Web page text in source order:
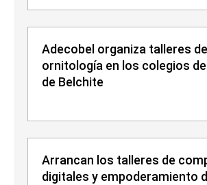
Adecobel organiza talleres de
ornitología en los colegios
de Belchite
Arrancan los talleres de
digitales y empoderamiento